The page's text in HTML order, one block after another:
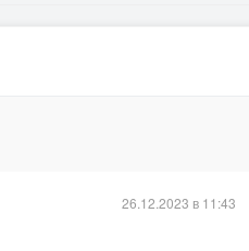
26.12.2023 в 11:43